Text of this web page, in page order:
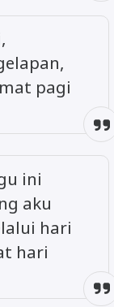
pagi
ini
aku
hari
hari